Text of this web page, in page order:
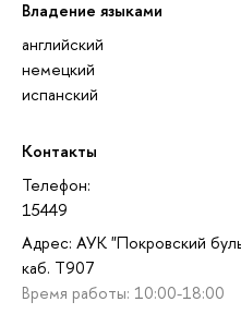
Владение языками
английский
немецкий
испанский
Контакты
Телефон:
15449
Адрес: АУК "Покровский
каб. T907
Время работы: 10:00-18:00